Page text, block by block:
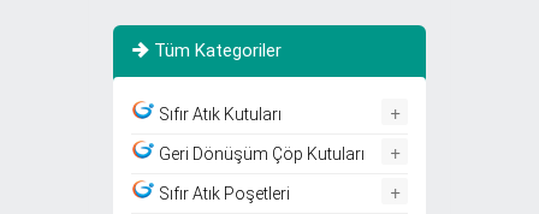
Tüm Kategoriler
Sıfır Atık Kutuları +
Geri Dönüşüm Çöp Kutuları +
Sıfır Atık Poşetleri +